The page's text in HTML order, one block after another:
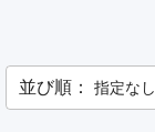
並び順： 指定なし